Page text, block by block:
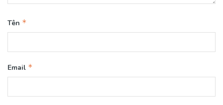
Tên *
Email *